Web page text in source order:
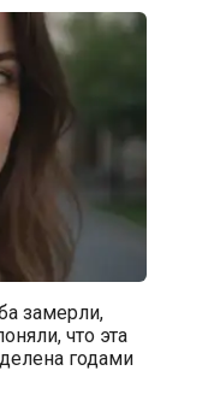
замерли,
что эта
годами